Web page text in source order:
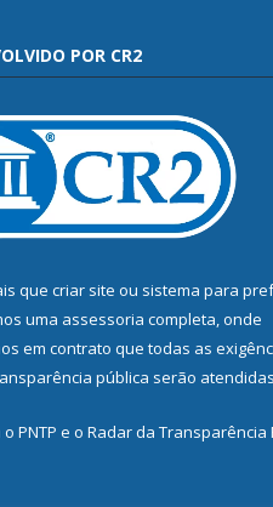
POR CR2
que criar site ou sistema para
uma assessoria completa, onde
em contrato que todas as
pública serão
o PNTP e o Radar da Transparência